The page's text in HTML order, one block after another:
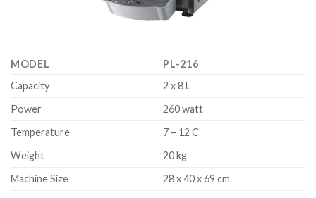
MODEL
PL-216
Capacity
2 x 8 L
Power
260 watt
Temperature
7 – 12 C
Weight
20 kg
Machine Size
28 x 40 x 69 cm